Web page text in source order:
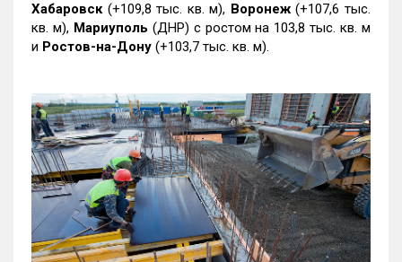
Хабаровск (+109,8 тыс. кв. м), Воронеж(+107,6 тыс.
кв. м), Мариуполь (ДНР) с ростом на 103,8 тыс. кв. м
и Ростов-на-Дону (+103,7 тыс. кв. м).